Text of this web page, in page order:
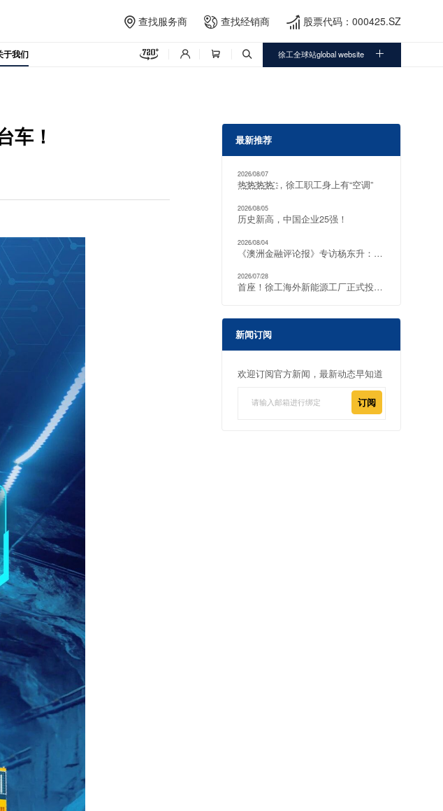
 查找服务商  查找经销商  股票代码：000425.SZ
于我们     徐工全球站global website 
车！ 最新推荐
2026/08/07
热҈热҈热҈热҈ ，徐工职工身上有“空调”
2026/08/05
历史新高，中国企业25强！
2026/08/04
《澳洲金融评论报》专访杨东升：把电动化矿山方案推向全球
2026/07/28
首座！徐工海外新能源工厂正式投产！
新闻订阅
欢迎订阅官方新闻，最新动态早知道
订阅